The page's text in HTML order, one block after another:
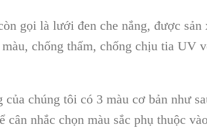
gọi là lưới đen che nắng, được sản
chống thấm, chống chịu tia UV
của chúng tôi có 3 màu cơ bản như
cân nhắc chọn màu sắc phụ thuộc